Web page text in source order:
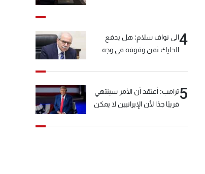
4الى نواف سلام: هل يدفع
الحايك ثمن وقوفه في وجه
5ترامب: أعتقد أن الأمر سينتهي
قريبًا جدًا لأن الإيرانيين لا يمكن